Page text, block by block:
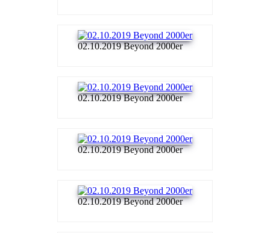
02.10.2019 Beyond 2000er
02.10.2019 Beyond 2000er
02.10.2019 Beyond 2000er
02.10.2019 Beyond 2000er